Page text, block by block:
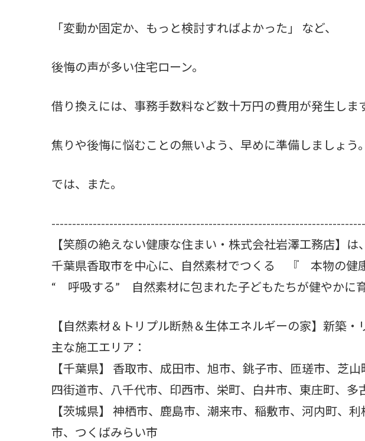
「変動か固定か、もっと検討すればよかった」 など、
後悔の声が多い住宅ローン。
借り換えには、事務手数料など数十万円の費用が発生します
焦りや後悔に悩むことの無いよう、早めに準備しましょう。
では、また。
【笑顔の絶えない健康な住まい・株式会社岩澤工務店】は、
千葉県香取市を中心に、自然素材でつくる 『 本物の健
“ 呼吸する” 自然素材に包まれた子どもたちが健やかに
【自然素材＆トリプル断熱＆生体エネルギーの家】新築・
主な施工エリア：
【千葉県】 香取市、成田市、旭市、銚子市、匝瑳市、芝
四街道市、八千代市、印西市、栄町、白井市、東庄町、多
【茨城県】 神栖市、鹿島市、潮来市、稲敷市、河内町、
市、つくばみらい市